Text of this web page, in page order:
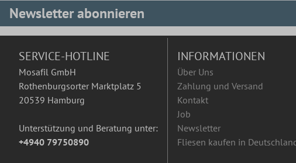
Newsletter abonnieren
SERVICE-HOTLINE
Mosafil GmbH
Rothenburgsorter Marktplatz 5
20539 Hamburg
Unterstützung und Beratung unter:
+4940 79750890
INFORMATIONEN
Über Uns
Zahlung und Versand
Kontakt
Job
Newsletter
Fliesen kaufen in